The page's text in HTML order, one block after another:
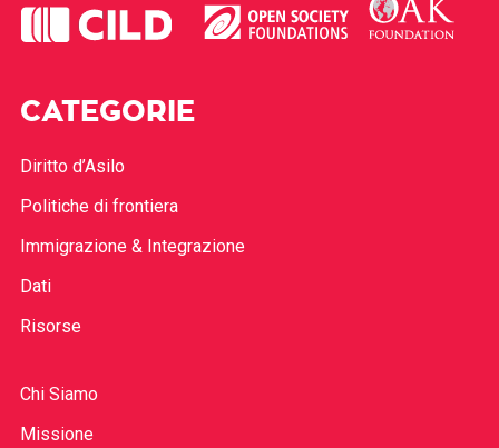
CATEGORIE
Diritto d’Asilo
Politiche di frontiera
Immigrazione & Integrazione
Dati
Risorse
Chi Siamo
Missione